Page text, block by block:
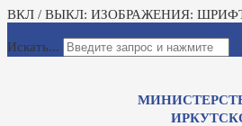
ВКЛ / ВЫКЛ: ИЗОБРАЖЕНИЯ:
Искать...